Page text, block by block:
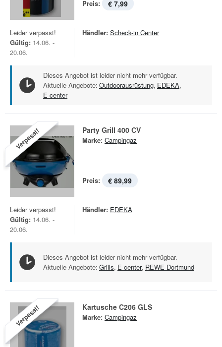
Preis: € 7,99
Leider verpasst!
Gültig: 14.06. -
20.06.
Händler: Scheck-in Center
Dieses Angebot ist leider nicht mehr verfügbar.
Aktuelle Angebote: Outdoorausrüstung, EDEKA,
E center
Verpasst! Party Grill 400 CV
Marke: Campingaz
Preis: € 89,99
Leider verpasst!
Gültig: 14.06. -
20.06.
Händler: EDEKA
Dieses Angebot ist leider nicht mehr verfügbar.
Aktuelle Angebote: Grills, E center, REWE Dortmund
Verpasst! Kartusche C206 GLS
Marke: Campingaz